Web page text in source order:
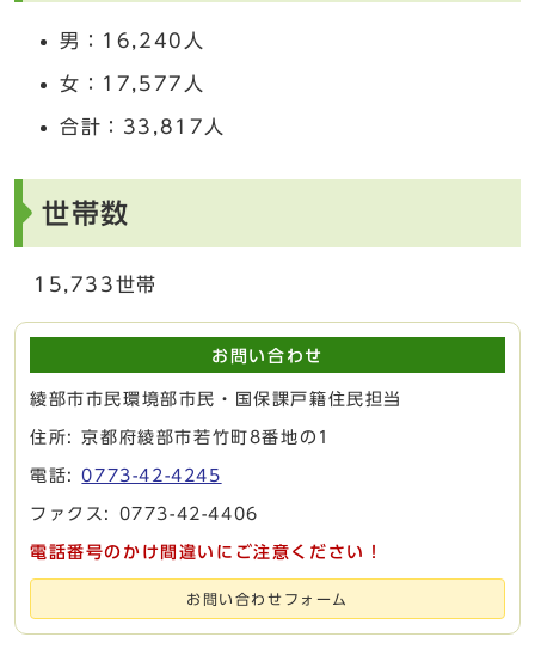
男：16,240人
女：17,577人
合計：33,817人
世帯数
15,733世帯
お問い合わせ
綾部市市民環境部市民・国保課戸籍住民担当
住所: 京都府綾部市若竹町8番地の1
電話:0773-42-4245
ファクス: 0773-42-4406
電話番号のかけ間違いにご注意ください！
お問い合わせフォーム